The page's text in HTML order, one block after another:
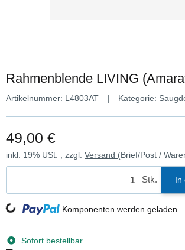
Rahmenblende LIVING
Artikelnummer: L4803AT Kategorie:
49,00 €
inkl. 19% USt. , zzgl. Versand (Brief/Post /
Stk. In
Loading... Komponenten werden geladen ...
Sofort bestellbar